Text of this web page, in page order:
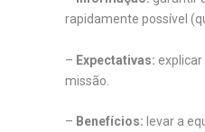
rapidamente possível
– Expectativas:
missão.
– Benefícios: levar a